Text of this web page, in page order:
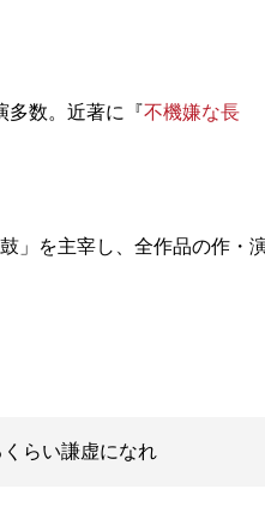
多数。近著に『不機嫌な長
」を主宰し、全作品の作・
らい謙虚になれ